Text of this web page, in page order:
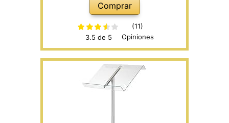
Comprar
3.5 de 5
(11)
Opiniones